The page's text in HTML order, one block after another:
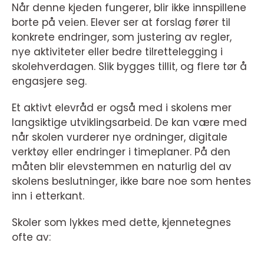
Når denne kjeden fungerer, blir ikke innspillene
borte på veien. Elever ser at forslag fører til
konkrete endringer, som justering av regler,
nye aktiviteter eller bedre tilrettelegging i
skolehverdagen. Slik bygges tillit, og flere tør å
engasjere seg.
Et aktivt elevråd er også med i skolens mer
langsiktige utviklingsarbeid. De kan være med
når skolen vurderer nye ordninger, digitale
verktøy eller endringer i timeplaner. På den
måten blir elevstemmen en naturlig del av
skolens beslutninger, ikke bare noe som hentes
inn i etterkant.
Skoler som lykkes med dette, kjennetegnes
ofte av: